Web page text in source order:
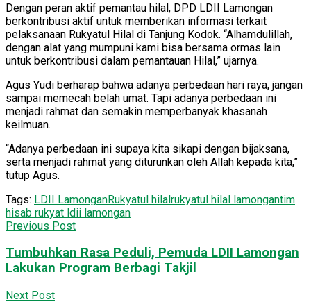
Dengan peran aktif pemantau hilal, DPD LDII Lamongan
berkontribusi aktif untuk memberikan informasi terkait
pelaksanaan Rukyatul Hilal di Tanjung Kodok. “Alhamdulillah,
dengan alat yang mumpuni kami bisa bersama ormas lain
untuk berkontribusi dalam pemantauan Hilal,” ujarnya.
Agus Yudi berharap bahwa adanya perbedaan hari raya, jangan
sampai memecah belah umat. Tapi adanya perbedaan ini
menjadi rahmat dan semakin memperbanyak khasanah
keilmuan.
“Adanya perbedaan ini supaya kita sikapi dengan bijaksana,
serta menjadi rahmat yang diturunkan oleh Allah kepada kita,”
tutup Agus.
Tags: LDII LamonganRukyatul hilalrukyatul hilal lamongantim
hisab rukyat ldii lamongan
Previous Post
Tumbuhkan Rasa Peduli, Pemuda LDII Lamongan
Lakukan Program Berbagi Takjil
Next Post